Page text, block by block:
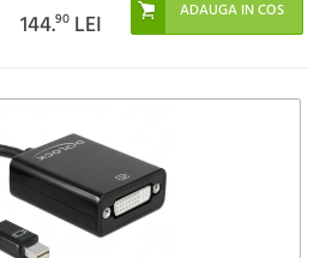
144.90 LEI